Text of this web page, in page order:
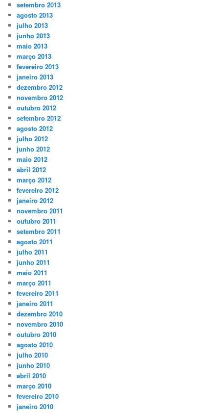
setembro 2013
agosto 2013
julho 2013
junho 2013
maio 2013
março 2013
fevereiro 2013
janeiro 2013
dezembro 2012
novembro 2012
outubro 2012
setembro 2012
agosto 2012
julho 2012
junho 2012
maio 2012
abril 2012
março 2012
fevereiro 2012
janeiro 2012
novembro 2011
outubro 2011
setembro 2011
agosto 2011
julho 2011
junho 2011
maio 2011
março 2011
fevereiro 2011
janeiro 2011
dezembro 2010
novembro 2010
outubro 2010
agosto 2010
julho 2010
junho 2010
abril 2010
março 2010
fevereiro 2010
janeiro 2010